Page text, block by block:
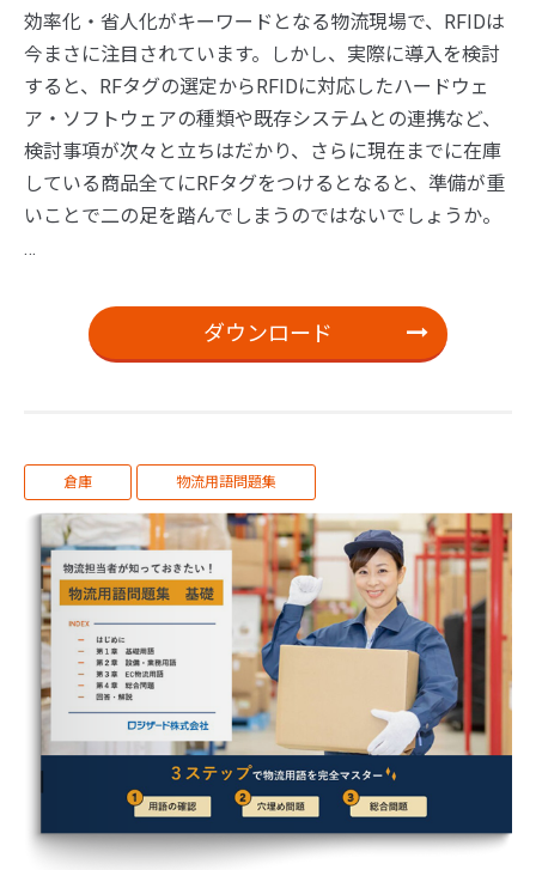
効率化・省人化がキーワードとなる物流現場で、RFIDは
今まさに注目されています。しかし、実際に導入を検討
すると、RFタグの選定からRFIDに対応したハードウェ
ア・ソフトウェアの種類や既存システムとの連携など、
検討事項が次々と立ちはだかり、さらに現在までに在庫
している商品全てにRFタグをつけるとなると、準備が重
いことで二の足を踏んでしまうのではないでしょうか。
…
ダウンロード
倉庫 物流用語問題集